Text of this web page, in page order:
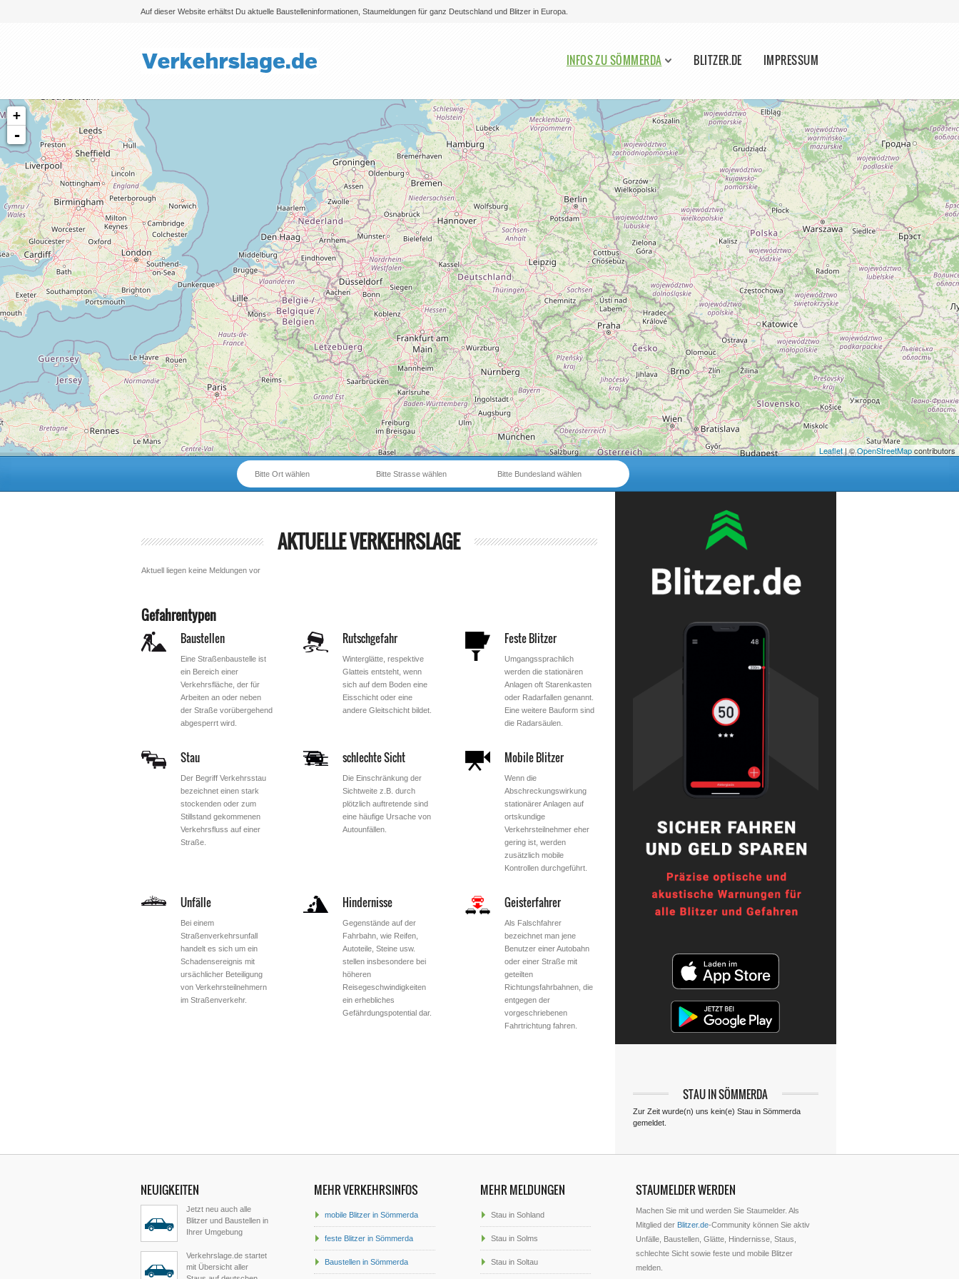
Auf dieser Website erhältst Du aktuelle Baustelleninformationen, Staumeldungen für ganz Deutschland und Blitzer in Europa.
Bitte auswählen
INFOS ZU SÖMMERDA BLITZER.DE IMPRESSUM
+
-
Leaflet| ©OpenStreetMapcontributors
Bitte Bundesland wählen
Bitte Strasse wählen
Bitte Ort wählen
AKTUELLE VERKEHRSLAGE
Aktuell liegen keine Meldungen vor
Gefahrentypen
Baustellen
Eine Straßenbaustelle ist
ein Bereich einer
Verkehrsfläche, der für
Arbeiten an oder neben
der Straße vorübergehend
abgesperrt wird.
Rutschgefahr
Winterglätte, respektive
Glatteis entsteht, wenn
sich auf dem Boden eine
Eisschicht oder eine
andere Gleitschicht bildet.
Feste Blitzer
Umgangssprachlich
werden die stationären
Anlagen oft Starenkasten
oder Radarfallen genannt.
Eine weitere Bauform sind
die Radarsäulen.
Stau
Der Begriff Verkehrsstau
bezeichnet einen stark
stockenden oder zum
Stillstand gekommenen
Verkehrsfluss auf einer
Straße.
schlechte Sicht
Die Einschränkung der
Sichtweite z.B. durch
plötzlich auftretende sind
eine häufige Ursache von
Autounfällen.
Mobile Blitzer
Wenn die
Abschreckungswirkung
stationärer Anlagen auf
ortskundige
Verkehrsteilnehmer eher
gering ist, werden
zusätzlich mobile
Kontrollen durchgeführt.
Unfälle
Bei einem
Straßenverkehrsunfall
handelt es sich um ein
Schadensereignis mit
ursächlicher Beteiligung
von Verkehrsteilnehmern
im Straßenverkehr.
Hindernisse
Gegenstände auf der
Fahrbahn, wie Reifen,
Autoteile, Steine usw.
stellen insbesondere bei
höheren
Reisegeschwindigkeiten
ein erhebliches
Gefährdungspotential dar.
Geisterfahrer
Als Falschfahrer
bezeichnet man jene
Benutzer einer Autobahn
oder einer Straße mit
geteilten
Richtungsfahrbahnen, die
entgegen der
vorgeschriebenen
Fahrtrichtung fahren.
STAU IN SÖMMERDA
Zur Zeit wurde(n) uns kein(e) Stau in Sömmerda
gemeldet.
NEUIGKEITEN
Jetzt neu auch alle
Blitzer und Baustellen in
Ihrer Umgebung
Verkehrslage.de startet
mit Übersicht aller
MEHR VERKEHRSINFOS
mobile Blitzer in Sömmerda
feste Blitzer in Sömmerda
Baustellen in Sömmerda
MEHR MELDUNGEN
Stau in Sohland
Stau in Solms
Stau in Soltau
STAUMELDER WERDEN
Machen Sie mit und werden Sie Staumelder. Als
Mitglied der Blitzer.de-Community können Sie aktiv
Unfälle, Baustellen, Glätte, Hindernisse, Staus,
schlechte Sicht sowie feste und mobile Blitzer
melden.